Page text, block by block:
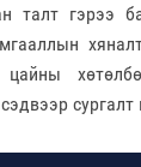
талт гэрээ